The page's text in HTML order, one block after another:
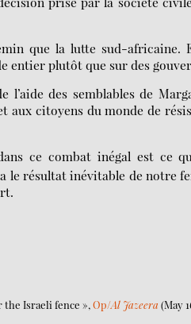
que la lutte sud-africaine.
entier plutôt que sur des
des semblables de
aux citoyens du monde de
ce combat inégal est ce
le résultat inévitable de notre
the Israeli fence »,Op/Al Jazeera (May